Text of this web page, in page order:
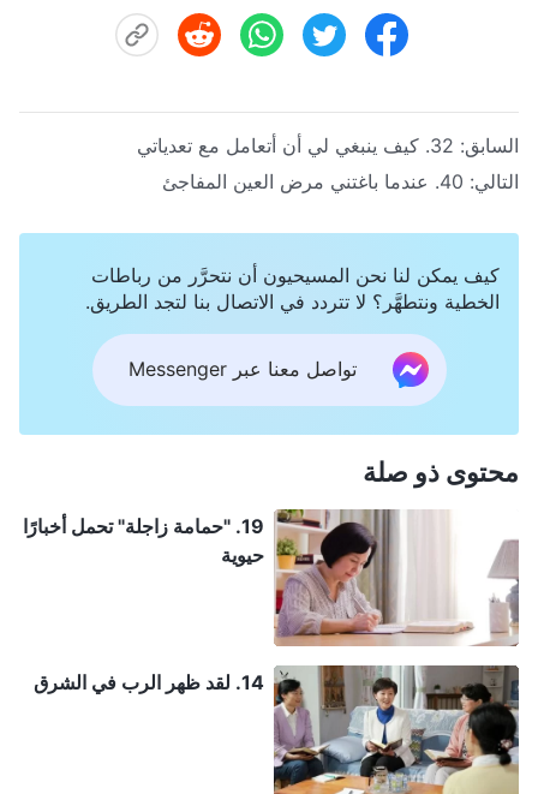
السابق: 32. كيف ينبغي لي أن أتعامل مع تعدياتي
التالي: 40. عندما باغتني مرض العين المفاجئ
كيف يمكن لنا نحن المسيحيون أن نتحرَّر من رباطات
الخطية ونتطهَّر؟ لا تتردد في الاتصال بنا لتجد الطريق.
تواصل معنا عبر Messenger
محتوى ذو صلة
19. "حمامة زاجلة" تحمل أخبارًا
حيوية
14. لقد ظهر الرب في الشرق